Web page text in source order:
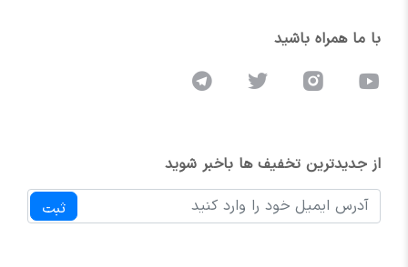
با ما همراه باشید
از جدیدترین تخفیف ها باخبر شوید
ثبت